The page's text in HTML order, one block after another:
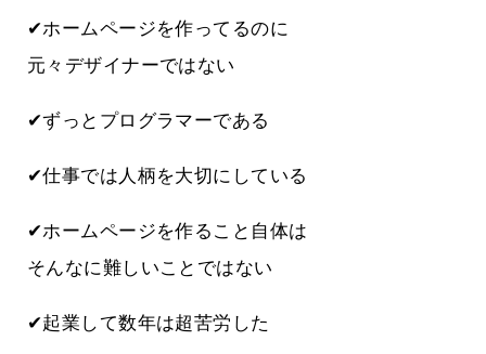
✔ホームページを作ってるのに
元々デザイナーではない
✔ずっとプログラマーである
✔仕事では人柄を大切にしている
✔ホームページを作ること自体は
そんなに難しいことではない
✔起業して数年は超苦労した